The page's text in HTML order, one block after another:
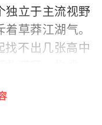
独立于主流视野
草莽江湖气。
找不出几张高中